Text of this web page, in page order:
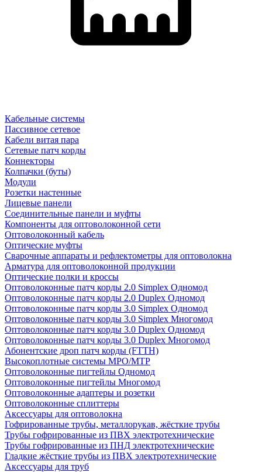
Кабельные системы
Пассивное сетевое
Кабели витая пара
Сетевые патч корды
Коннекторы
Колпачки (буты)
Модули
Розетки настенные
Лицевые панели
Соединительные панели и муфты
Компоненты для оптоволоконной сети
Оптоволоконный кабель
Оптические муфты
Сварочные аппараты и рефлектометры для оптоволокна
Арматура для оптоволоконной продукции
Оптические полки и кроссы
Оптоволоконные патч корды 2.0 Simplex Одномод
Оптоволоконные патч корды 2.0 Duplex Одномод
Оптоволоконные патч корды 3.0 Simplex Одномод
Оптоволоконные патч корды 3.0 Simplex Многомод
Оптоволоконные патч корды 3.0 Duplex Одномод
Оптоволоконные патч корды 3.0 Duplex Многомод
Абонентские дроп патч корды (FTTH)
Высокоплотные системы MPO/MTP
Оптоволоконные пигтейлы Одномод
Оптоволоконные пигтейлы Многомод
Оптоволоконные адаптеры и розетки
Оптоволоконные сплиттеры
Аксессуары для оптоволокна
Гофрированные трубы, металлорукав, жёсткие трубы
Трубы гофрированные из ПВХ электротехнические
Трубы гофрированные из ПНД электротехнические
Гладкие жёсткие трубы из ПВХ электротехнические
Аксессуары для труб